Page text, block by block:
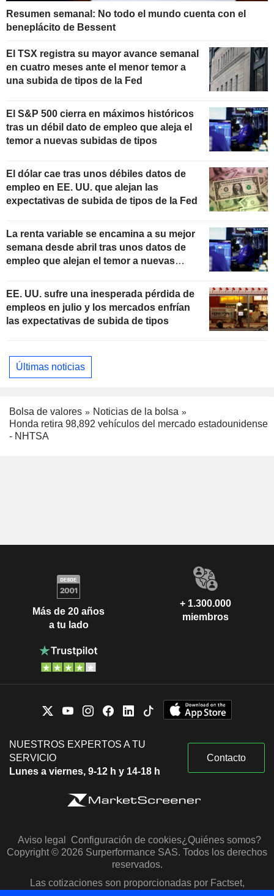
Resumen semanal: No todo el mundo cuenta con el
beneplácito de Bessent
El TSX registra su mayor avance semanal
en cuatro meses ante el menor temor a
una subida de tipos de la Fed
El S&P 500 cierra en máximos históricos
tras un débil dato de empleo que aleja el
temor a nuevas subidas de tipos
El dólar cae tras unos débiles datos de
empleo en EE. UU. que alejan las
expectativas de subida de tipos de la Fed
La renta variable se encamina a su mejor
semana desde abril tras unos datos de
empleo que alejan el temor a nuevas
EE. UU. sufre una inesperada pérdida de
empleos en julio y los mercados enfrían
las expectativas de subida de tipos
Últimas noticias
Bolsa de valores
Noticias de la bolsa
Honda retira 98,892 vehículos del mercado estadounidense
- NHTSA
Más de 20 años
a tu lado
+ 1.300.000
miembros
NUESTROS EXPERTOS A TU
SERVICIO
Lunes a viernes, 9-12 h y 14-18 h
Contacto
Aviso legal Configuración de cookies¿Quiénes somos?
Copyright © 2026 Surperformance SAS. Todos los derechos
reservados.
Las cotizaciones son proporcionadas por Factset,